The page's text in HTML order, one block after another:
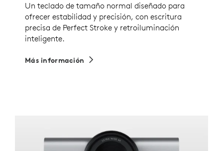
Un teclado de tamaño normal diseñado para
ofrecer estabilidad y precisión, con escritura
precisa de Perfect Stroke y retroiluminación
inteligente.
Más información